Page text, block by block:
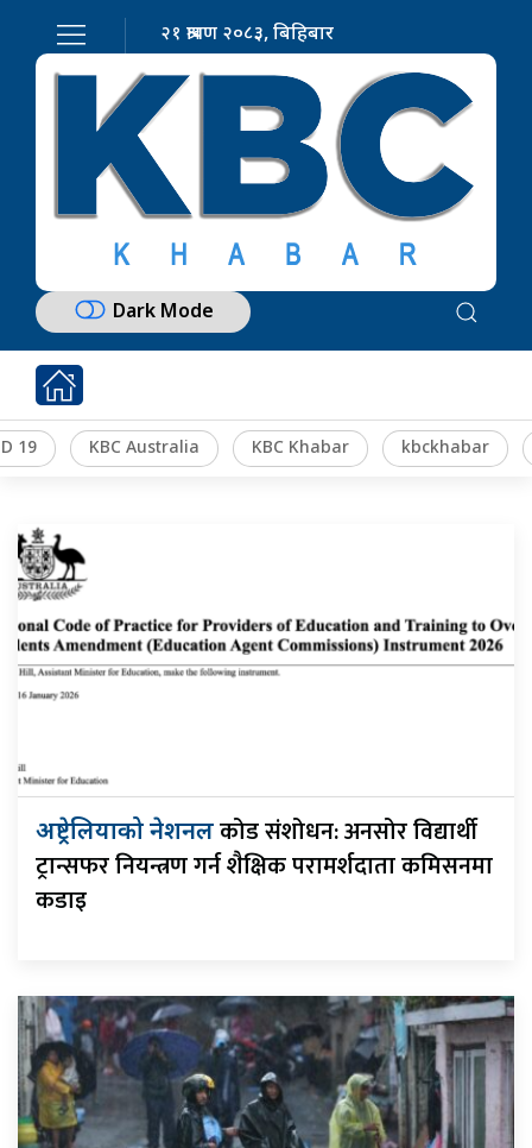
२१ श्रावण २०८३, बिहिबार
Dark Mode
19 KBC Australia KBC Khabar kbckhabar
अष्ट्रेलियाको नेशनलकोड संशोधन: अनसोर विद्यार्थी
ट्रान्सफर नियन्त्रण गर्न शैक्षिक परामर्शदाता कमिसनमा
कडाइ